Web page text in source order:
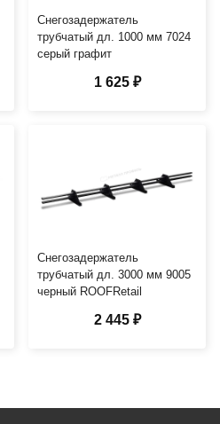
Снегозадержатель
трубчатый дл. 1000 мм 7024
серый графит
1 625 ₽
Снегозадержатель
трубчатый дл. 3000 мм 9005
черный ROOFRetail
2 445 ₽